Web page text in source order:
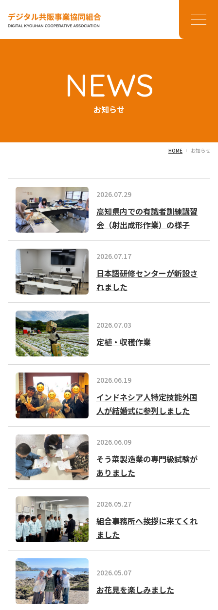
メニ
お知らせ
NEWS
HOME お知らせ
2026.07.29
高知県内での有識者訓練講習
会（射出成形作業）の様子
2026.07.17
日本語研修センターが新設さ
れました
2026.07.03
定植・収穫作業
2026.06.19
インドネシア人特定技能外国
人が結婚式に参列しました
2026.06.09
そう菜製造業の専門級試験が
ありました
2026.05.27
組合事務所へ挨拶に来てくれ
ました
2026.05.07
お花見を楽しみました